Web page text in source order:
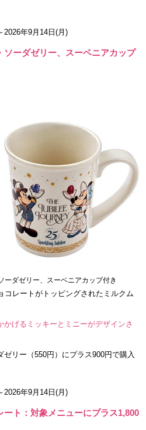
2026年9月14日(月)
ーダゼリー、スーベニアカップ
ーダゼリー、スーベニアカップ付き
コレートがトッピングされたミルクム
げるミッキーとミニーがデザインさ
ゼリー（550円）にプラス900円で購入
2026年9月14日(月)
ト：対象メニューにプラス1,800